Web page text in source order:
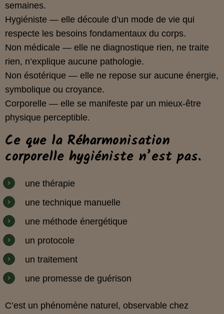
semaines.
Hygiéniste — elle découle d’un mode de vie qui
respecte les besoins fondamentaux du corps.
Non médicale — elle ne diagnostique rien, ne traite
rien, n’explique aucune pathologie.
Non ésotérique — elle ne repose sur aucune énergie,
symbolique ou croyance.
Corporelle — elle se manifeste par un mieux‑être
physique perceptible.
Ce que la Réharmonisation
corporelle hygiéniste n’est pas.
une thérapie
une technique manuelle
une méthode énergétique
un protocole
un traitement
une promesse de guérison
C’est un phénomène naturel, observable chez